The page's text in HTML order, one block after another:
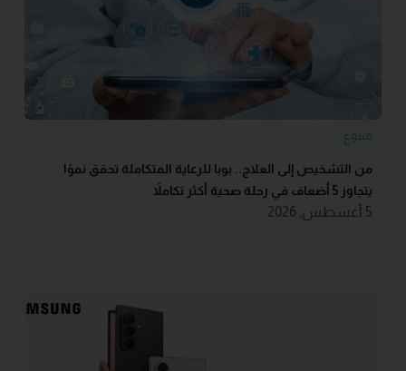
متنوع
من التشخيص إلى العلاج.. بوبا للرعاية المتكاملة تحقق نموًا
يتجاوز 5 أضعاف في رحلة صحية أكثر تكاملاً
5 أغسطس, 2026